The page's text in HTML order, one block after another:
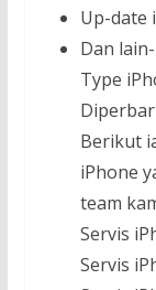
Up-date
Dan
Type
Berikut
iPhone
team
Servis
Servis